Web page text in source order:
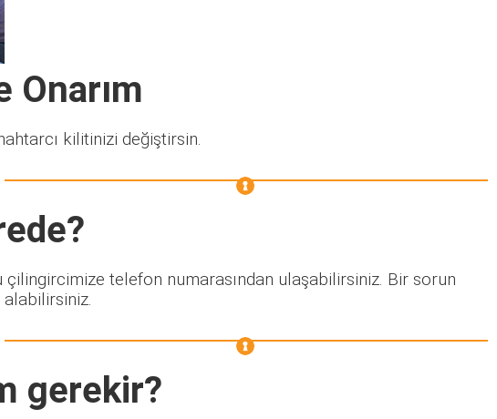
Onarım
kilitinizi değiştirsin.
telefon numarasından ulaşabilirsiniz. Bir sorun
gerekir?